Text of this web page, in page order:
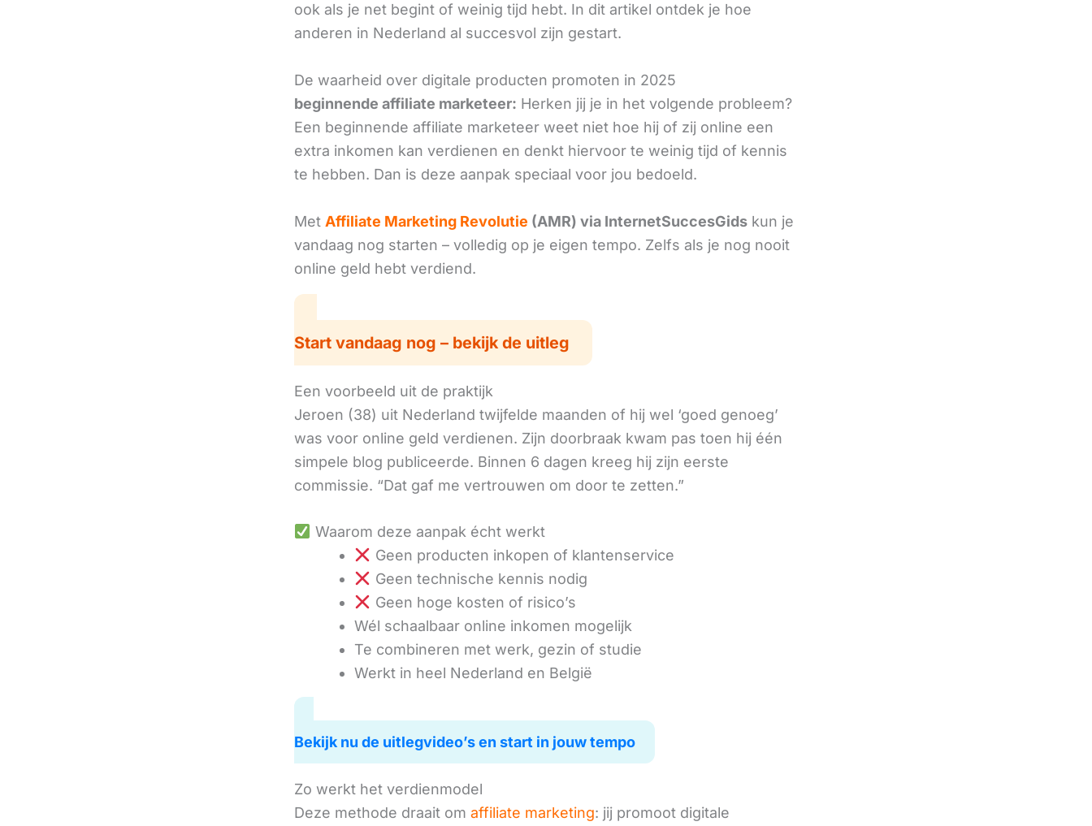
ook als je net begint of weinig tijd hebt. In dit artikel ontdek je hoe
anderen in Nederland al succesvol zijn gestart.
De waarheid over digitale producten promoten in 2025
beginnende affiliate marketeer: Herken jij je in het volgende probleem?
Een beginnende affiliate marketeer weet niet hoe hij of zij online een
extra inkomen kan verdienen en denkt hiervoor te weinig tijd of kennis
te hebben. Dan is deze aanpak speciaal voor jou bedoeld.
Met Affiliate Marketing Revolutie (AMR) via InternetSuccesGids kun je
vandaag nog starten – volledig op je eigen tempo. Zelfs als je nog nooit
online geld hebt verdiend.
Start vandaag nog – bekijk de uitleg
Een voorbeeld uit de praktijk
Jeroen (38) uit Nederland twijfelde maanden of hij wel ‘goed genoeg’
was voor online geld verdienen. Zijn doorbraak kwam pas toen hij één
simpele blog publiceerde. Binnen 6 dagen kreeg hij zijn eerste
commissie. “Dat gaf me vertrouwen om door te zetten.”
Waarom deze aanpak écht werkt
Geen producten inkopen of klantenservice
Geen technische kennis nodig
Geen hoge kosten of risico’s
Wél schaalbaar online inkomen mogelijk
Te combineren met werk, gezin of studie
Werkt in heel Nederland en België
Bekijk nu de uitlegvideo’s en start in jouw tempo
Zo werkt het verdienmodel
Deze methode draait om affiliate marketing: jij promoot digitale